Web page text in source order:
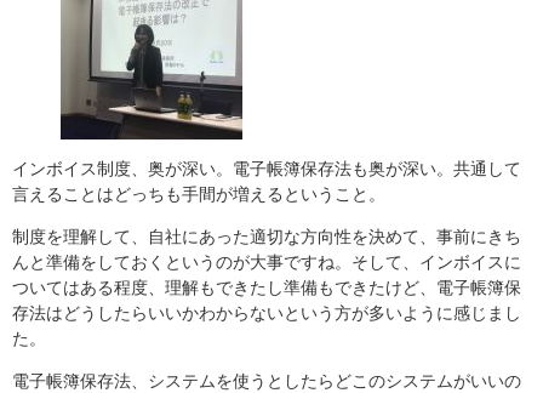
インボイス制度、奥が深い。電子帳簿保存法も奥が深い。共通して
言えることはどっちも手間が増えるということ。
制度を理解して、自社にあった適切な方向性を決めて、事前にきち
んと準備をしておくというのが大事ですね。そして、インボイスに
ついてはある程度、理解もできたし準備もできたけど、電子帳簿保
存法はどうしたらいいかわからないという方が多いように感じまし
た。
電子帳簿保存法、システムを使うとしたらどこのシステムがいいの